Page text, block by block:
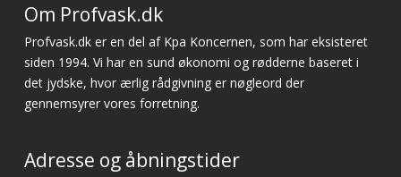
Om Profvask.dk
Profvask.dk er en del af Kpa Koncernen, som har eksisteret
siden 1994. Vi har en sund økonomi og rødderne baseret i
det jydske, hvor ærlig rådgivning er nøgleord der
gennemsyrer vores forretning.
Adresse og åbningstider